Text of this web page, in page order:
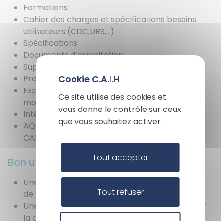
Ce site utilise des cookies et
vous donne le contrôle sur ceux
que vous souhaitez activer
Tout accepter
Tout refuser
Formations
Cahier des charges et spécifications besoins
utilisateurs (CDC,URS,…)
Spécifications
Documents d’exploitation
Support inspections
Procédures de validations
Exploitation et maintenance (procédures,
modes opératoires)
Intégrité des données
AQ : Gestion des changements et déviations
CAPA
Bon usage
Une fiche d’expression de besoins permettant
de mieux délimiter le périmètre d’intervention
Une unité d’œuvre d’avant-vente gratuite pour
la définition du besoin